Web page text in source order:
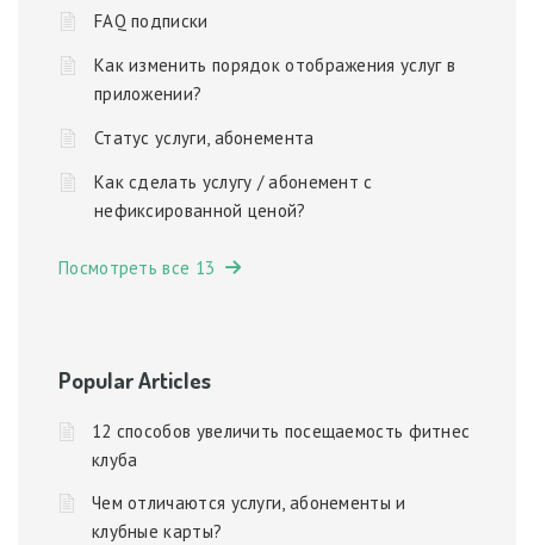
FAQ подписки
Как изменить порядок отображения услуг в
приложении?
Статус услуги, абонемента
Как сделать услугу / абонемент с
нефиксированной ценой?
Посмотреть все 13
Popular Articles
12 способов увеличить посещаемость фитнес
клуба
Чем отличаются услуги, абонементы и
клубные карты?